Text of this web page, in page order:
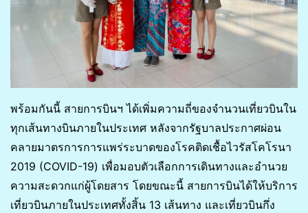
พร้อมกันนี้ สายการบินฯ ได้เพิ่มความถี่ของจำนวนเที่ยวบินใน
ทุกเส้นทางบินภายในประเทศ หลังจากรัฐบาลประกาศผ่อน
คลายมาตรการการแพร่ระบาดของโรคติดเชื้อไวรัสโคโรนา
2019 (COVID-19) เพื่อมอบตัวเลือกการเดินทางและอำนวย
ความสะดวกแก่ผู้โดยสาร โดยขณะนี้ สายการบินได้ให้บริการ
เที่ยวบินภายในประเทศทั้งสิ้น 13 เส้นทาง และเที่ยวบินกึ่ง